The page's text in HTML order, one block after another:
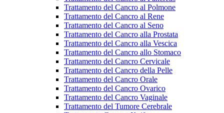
Trattamento del Cancro al Polmone
Trattamento del Cancro al Rene
Trattamento del Cancro al Seno
Trattamento del Cancro alla Prostata
Trattamento del Cancro alla Vescica
Trattamento del Cancro allo Stomaco
Trattamento del Cancro Cervicale
Trattamento del Cancro della Pelle
Trattamento del Cancro Orale
Trattamento del Cancro Ovarico
Trattamento del Cancro Vaginale
Trattamento del Tumore Cerebrale